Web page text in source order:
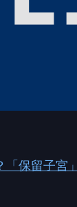
「保留子